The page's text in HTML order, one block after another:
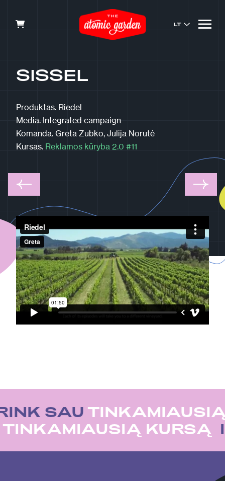
LT
SISSEL
Produktas. Riedel
Media. Integrated campaign
Komanda. Greta Zubko, Julija Norutė
Kursas. Reklamos kūryba 2.0 #11
SAU
TINKAMIAUSIĄ KURSĄ